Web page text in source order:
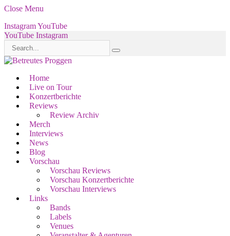
Close Menu
InstagramYouTube
YouTube Instagram
Home
Live on Tour
Konzertberichte
Reviews
Review Archiv
Merch
Interviews
News
Blog
Vorschau
Vorschau Reviews
Vorschau Konzertberichte
Vorschau Interviews
Links
Bands
Labels
Venues